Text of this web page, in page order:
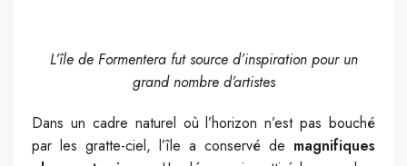
L’île de Formentera fut source d’inspiration pour un
grand nombre d’artistes
Dans un cadre naturel où l’horizon n’est pas bouché
par les gratte-ciel, l’île a conservé de magnifiques